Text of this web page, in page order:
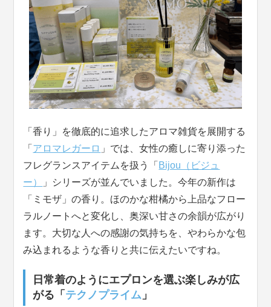
「香り」を徹底的に追求したアロマ雑貨を展開する
「 アロマレガーロ 」では、女性の癒しに寄り添った
フレグランスアイテムを扱う「 Bijou（ビジュ
ー）
」シリーズが並んでいました。今年の新作は
「ミモザ」の香り。ほのかな柑橘から上品なフロー
ラルノートへと変化し、奥深い甘さの余韻が広がり
ます。大切な人への感謝の気持ちを、やわらかな包
み込まれるような香りと共に伝えたいですね。
日常着のようにエプロンを選ぶ楽しみが広
がる「 テクノプライム 」